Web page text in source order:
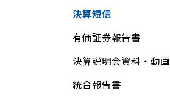
決算短信
有価証券報告書
決算説明会資料・動画
統合報告書